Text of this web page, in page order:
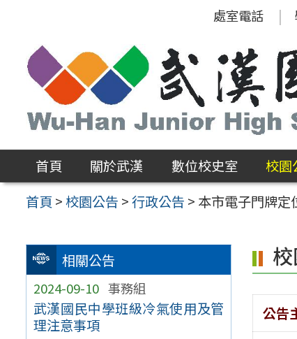
區
處室電話
首頁 關於武漢 數位校史室 校園
首頁 >校園公告 >行政公告 > 本市電子門牌定
相關公告
2024-09-10 事務組
武漢國民中學班級冷氣使用及管
理注意事項
公告